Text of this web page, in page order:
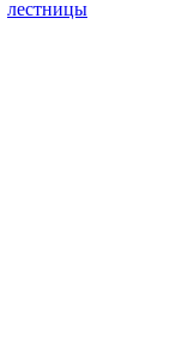
лестницы